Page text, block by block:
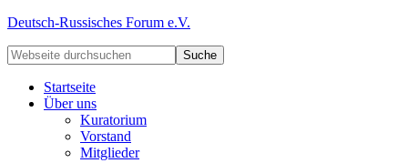
Deutsch-Russisches Forum e.V.
Startseite
Über uns
Kuratorium
Vorstand
Mitglieder